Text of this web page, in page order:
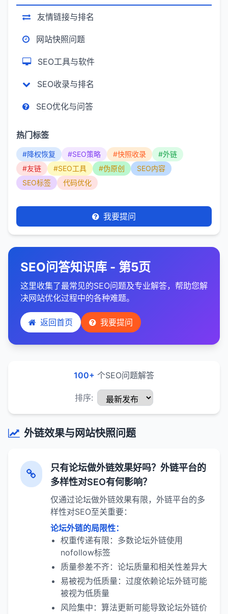
友情链接与排名
网站快照问题
SEO工具与软件
SEO收录与排名
SEO优化与问答
热门标签
#降权恢复 #SEO策略 #快照收录
#外链
#友链
#SEO工具 #伪原创
SEO内容
SEO标签
代码优化
我要提问
SEO问答知识库 - 第5页
这里收集了最常见的SEO问题及专业解答，帮助您解
决网站优化过程中的各种难题。
返回首页 我要提问
100+ 个SEO问题解答
排序:
外链效果与网站快照问题
只有论坛做外链效果好吗？外链平台的
多样性对SEO有何影响？
仅通过论坛做外链效果有限，外链平台的多
样性对SEO至关重要：
论坛外链的局限性：
权重传递有限：多数论坛外链使用
nofollow标签
质量参差不齐：论坛质量和相关性差异大
易被视为低质量：过度依赖论坛外链可能
被视为低质量
风险集中：算法更新可能导致论坛外链价